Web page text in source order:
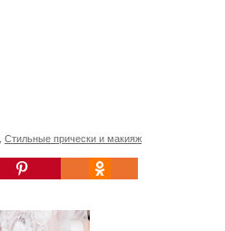
Стильные прически и макияж